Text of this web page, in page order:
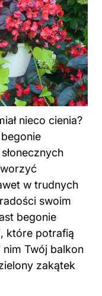
nieco cienia?
w trudnych
swoim
begonie
które potrafią
nim Twój balkon
zakątek